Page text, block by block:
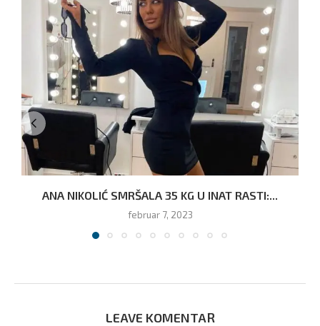
ANA NIKOLIĆ SMRŠALA 35 KG U INAT RASTI:...
februar 7, 2023
LEAVE KOMENTAR